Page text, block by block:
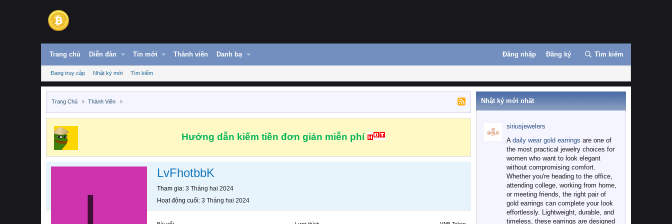
Trang chủ Diễn đàn Tin mới Thành viên Danh bạ Đăng nhập Đăng ký Tìm kiếm
Đang truy cập Nhật ký mới Tìm kiếm
Trang Chủ Thành Viên
Hướng dẫn kiếm tiền đơn giản miễn phí
LvFhotbbK
Tham gia 3 Tháng hai 2024
Hoạt động cuối 3 Tháng hai 2024
Nhật ký mới nhất
siriusjewelers
A daily wear gold earrings are one of
the most practical jewelry choices for
women who want to look elegant
without compromising comfort.
Whether you're heading to the office,
attending college, working from home,
or meeting friends, the right pair of
gold earrings can complete your look
effortlessly. Lightweight, durable, and
timeless, these earrings are designed